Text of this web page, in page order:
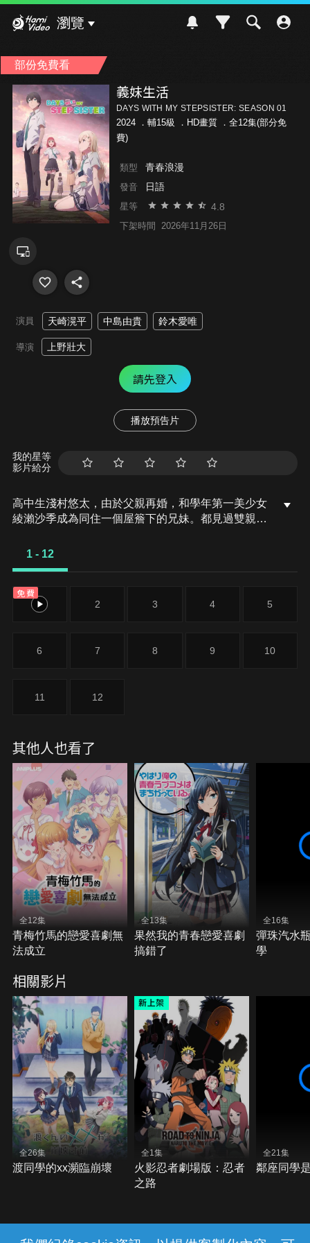
瀏覽
部份免費看
義妹生活
DAYS WITH MY STEPSISTER: SEASON 01
2024 ． 輔15級
．HD畫質 ．全12集(部分免
費)
類型 青春浪漫
發音 日語
星等 4.8
下架時間 2026年11月26日
演員 天崎滉平 中島由貴 鈴木愛唯
導演 上野壯大
請先登入
播放預告片
我的星等
影片給分
高中生淺村悠太，由於父親再婚，和學年第一美少女
綾瀨沙季成為同住一個屋簷下的兄妹。都見過雙親感
的距離，既不接近也不對立。沙季渴望親情而一直獨
人，逐漸感受到與對方共同生活有多麼愜意……這是
一個可能會發展成戀愛的故事。原本素昧平生的男
1 - 12
免費
1 2 3 4 5
6 7 8 9 10
11 12
其他人也看了
全12集
青梅竹馬的戀愛喜劇無
法成立
全13集
果然我的青春戀愛喜劇
搞錯了
全16集
彈珠汽水
學
相關影片
全26集
渡同學的xx瀕臨崩壞
全1集
火影忍者劇場版：忍者
之路
全21集
鄰座同學